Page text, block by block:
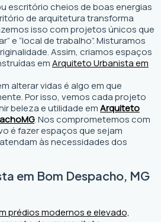
escritório cheios de boas energias
de arquitetura transforma
isso com projetos únicos que
e “local de trabalho”. Misturamos
Assim, criamos espaços
emArquiteto Urbanista em
alterar vidas é algo em que
Por isso, vemos cada projeto
beleza e utilidade emArquiteto
MG. Nos comprometemos com
é fazer espaços que sejam
às necessidades dos
em Bom Despacho, MG